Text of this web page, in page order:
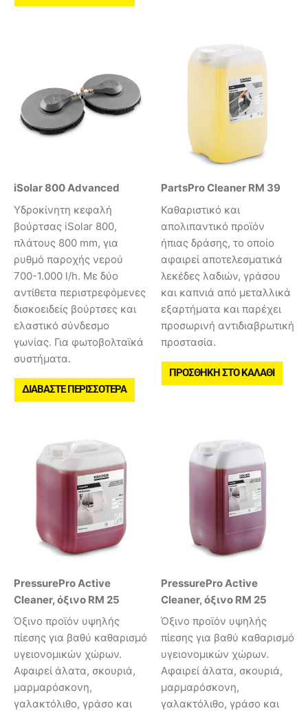
iSolar 800 Advanced
Υδροκίνητη κεφαλή
βούρτσας iSolar 800,
πλάτους 800 mm, για
ρυθμό παροχής νερού
700-1.000 l/h. Με δύο
αντίθετα περιστρεφόμενες
δισκοειδείς βούρτσες και
ελαστικό σύνδεσμο
γωνίας. Για φωτοβολταϊκά
συστήματα.
ΔΙΑΒΆΣΤΕ ΠΕΡΙΣΣΌΤΕΡΑ
PartsPro Cleaner RM 39
Καθαριστικό και
απολιπαντικό προϊόν
ήπιας δράσης, το οποίο
αφαιρεί αποτελεσματικά
λεκέδες λαδιών, γράσου
και καπνιά από μεταλλικά
εξαρτήματα και παρέχει
προσωρινή αντιδιαβρωτική
προστασία.
ΠΡΟΣΘΉΚΗ ΣΤΟ ΚΑΛΆΘΙ
PressurePro Active
Cleaner, όξινο RM 25
Όξινο προϊόν υψηλής
πίεσης για βαθύ καθαρισμό
υγειονομικών χώρων.
Αφαιρεί άλατα, σκουριά,
μαρμαρόσκονη,
γαλακτόλιθο, γράσο και
PressurePro Active
Cleaner, όξινο RM 25
Όξινο προϊόν υψηλής
πίεσης για βαθύ καθαρισμό
υγειονομικών χώρων.
Αφαιρεί άλατα, σκουριά,
μαρμαρόσκονη,
γαλακτόλιθο, γράσο και